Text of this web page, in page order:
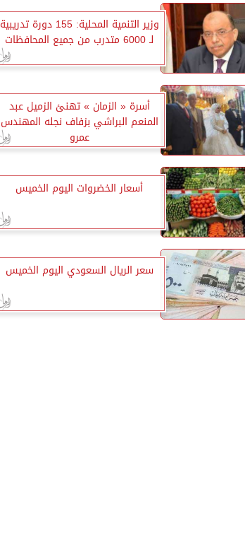
وزير التنمية المحلية: 155 دورة تدريبية
لـ 6000 متدرب من جميع المحافظات
أسرة « الزمان » تهنئ الزميل عبد
المنعم البراشي بزفاف نجله المهندس
عمرو
أسعار الخضروات اليوم الخميس
سعر الريال السعودي اليوم الخميس